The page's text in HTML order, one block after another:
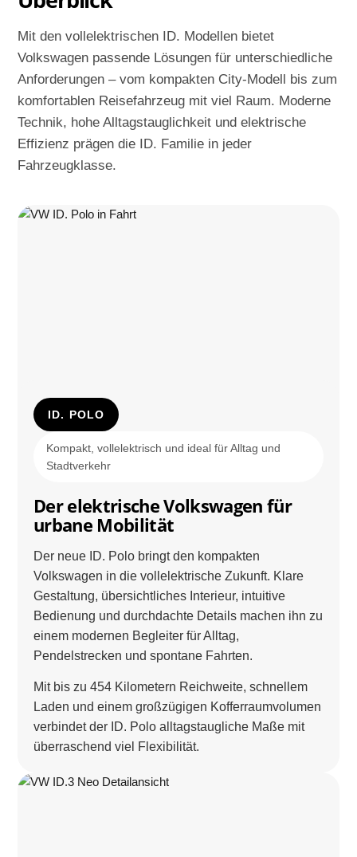
Mit den vollelektrischen ID. Modellen bietet
Volkswagen passende Lösungen für unterschiedliche
Anforderungen – vom kompakten City-Modell bis zum
komfortablen Reisefahrzeug mit viel Raum. Moderne
Technik, hohe Alltagstauglichkeit und elektrische
Effizienz prägen die ID. Familie in jeder
Fahrzeugklasse.
ID. POLO
Kompakt, vollelektrisch und ideal für Alltag und
Stadtverkehr
Der elektrische Volkswagen für
urbane Mobilität
Der neue ID. Polo bringt den kompakten
Volkswagen in die vollelektrische Zukunft. Klare
Gestaltung, übersichtliches Interieur, intuitive
Bedienung und durchdachte Details machen ihn zu
einem modernen Begleiter für Alltag,
Pendelstrecken und spontane Fahrten.
Mit bis zu 454 Kilometern Reichweite, schnellem
Laden und einem großzügigen Kofferraumvolumen
verbindet der ID. Polo alltagstaugliche Maße mit
überraschend viel Flexibilität.